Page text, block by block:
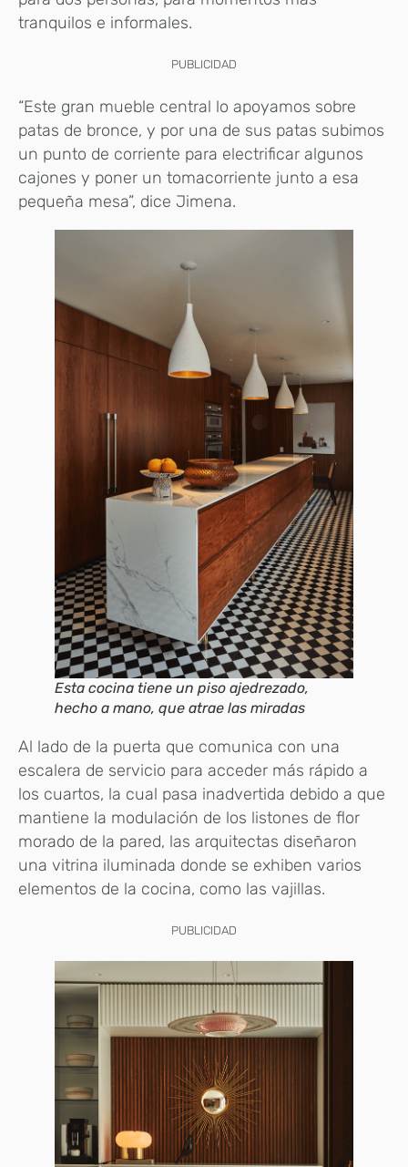
tranquilos e informales.
PUBLICIDAD
“Este gran mueble central lo apoyamos sobre
patas de bronce, y por una de sus patas subimos
un punto de corriente para electrificar algunos
cajones y poner un tomacorriente junto a esa
pequeña mesa”, dice Jimena.
Esta cocina tiene un piso ajedrezado,
hecho a mano, que atrae las miradas
Al lado de la puerta que comunica con una
escalera de servicio para acceder más rápido a
los cuartos, la cual pasa inadvertida debido a que
mantiene la modulación de los listones de flor
morado de la pared, las arquitectas diseñaron
una vitrina iluminada donde se exhiben varios
elementos de la cocina, como las vajillas.
PUBLICIDAD